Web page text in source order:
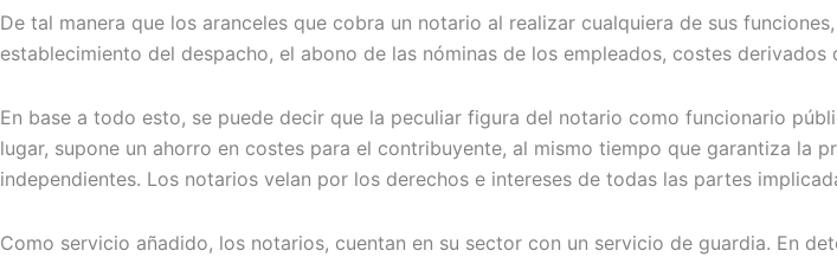
De tal manera que los aranceles que cobra un notario al realizar cualquiera de sus
establecimiento del despacho, el abono de las nóminas de los empleados, costes
En base a todo esto, se puede decir que la peculiar figura del notario como funcionario
lugar, supone un ahorro en costes para el contribuyente, al mismo tiempo que garantiza la
independientes. Los notarios velan por los derechos e intereses de todas las partes
Como servicio añadido, los notarios, cuentan en su sector con un servicio de guardia. En